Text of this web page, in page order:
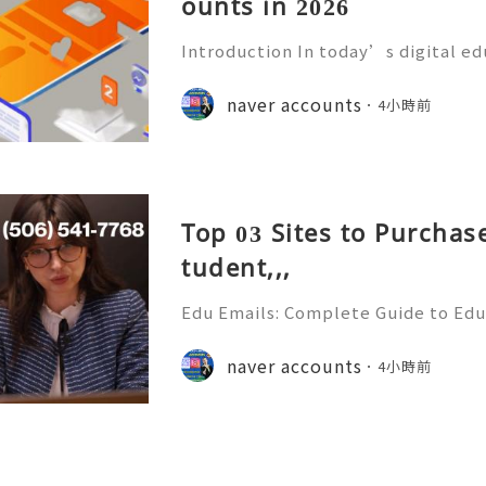
Introduction In today’s digital
Educational institutions around
d email accounts to stude
naver accounts 4小時前
Top 03 Sites to
tudent,,,
Edu Emails: Complete Guide to
& Reliable 24/7 Customer Support
+1 (506) 541-7768
naver accounts 4小時前